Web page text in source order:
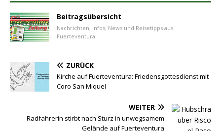
Beitragsübersicht
Nachrichten, Infos, News und Reisetipps aus
Fuerteventura
ZURÜCK
Kirche auf Fuerteventura: Friedensgottesdienst mit
Coro San Miquel
WEITER
Radfahrerin stirbt nach Sturz in unwegsamem
Gelände auf Fuerteventura